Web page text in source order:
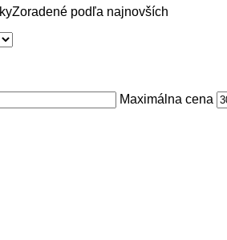
Zoradené podľa najnovších
Maximálna cena